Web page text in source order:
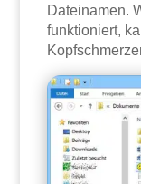
Dateinamen.
funktioniert,